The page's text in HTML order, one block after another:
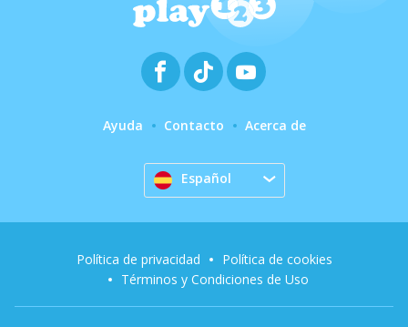
Ayuda Contacto Acerca de
Español
Política de privacidad
Política de cookies
Términos y Condiciones de Uso